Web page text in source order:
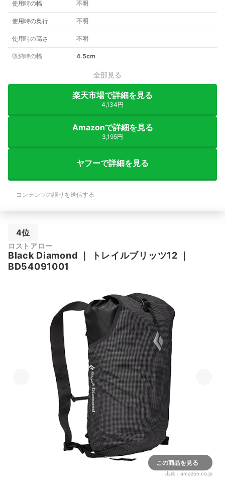
使用時の幅 不明
使用時の奥行 不明
使用時の高さ 不明
収納時の幅 4.5cm
全部見る
楽天市場で詳細を見る
4,134円
Amazonで詳細を見る
3,195円
ヤフーで詳細を見る
コンテンツの誤りを送信する
4位
ロストアロー
Black Diamond トレイルブリッツ12
BD54091001
この商品を見る
出典： amazon.co.jp